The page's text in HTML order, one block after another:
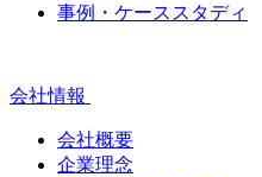
事例・ケーススタディ
会社情報
会社概要
企業理念